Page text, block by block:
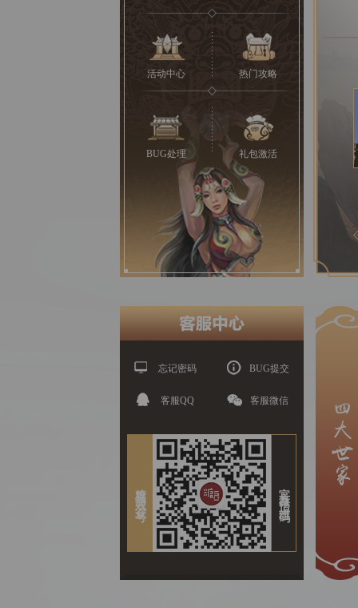
活动中心 热门攻略
BUG处理 礼包激活
忘记密码 BUG提交
客服QQ 客服微信
糖豆游戏公众号 官方微信二维码